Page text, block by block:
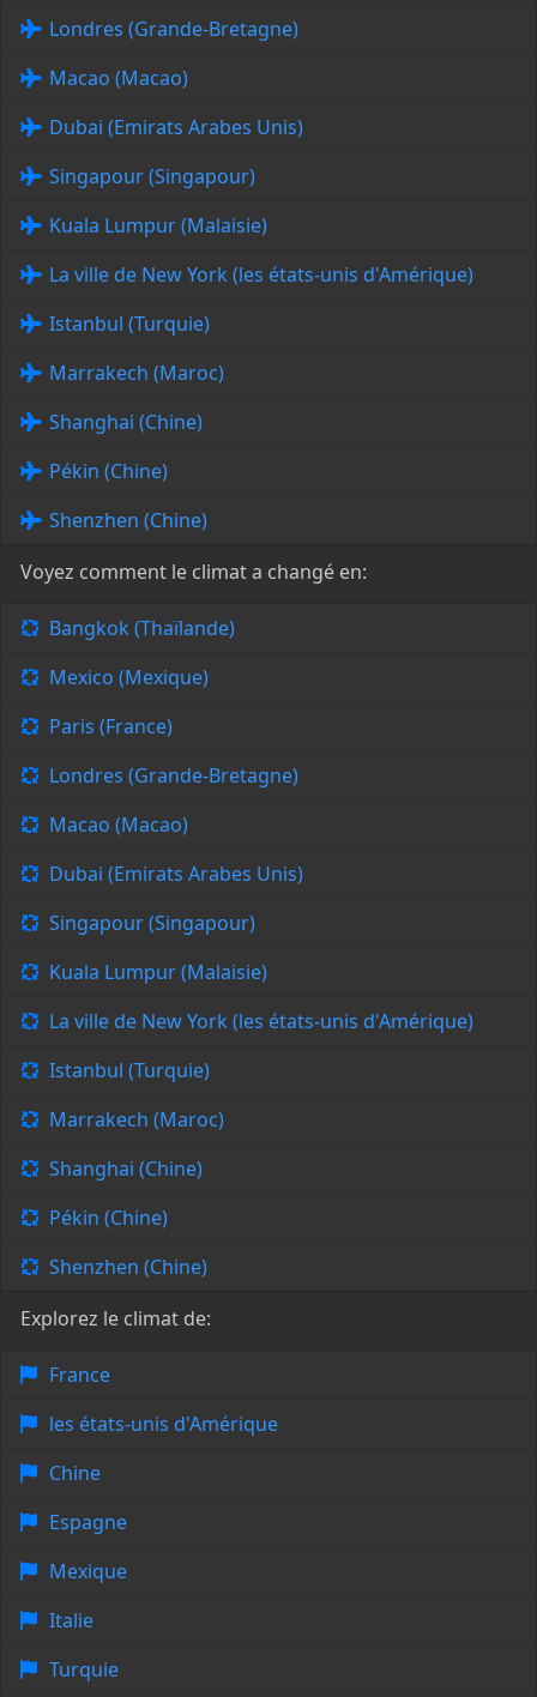
Londres (Grande-Bretagne)
Macao (Macao)
Dubai (Emirats Arabes Unis)
Singapour (Singapour)
Kuala Lumpur (Malaisie)
La ville de New York (les états-unis d'Amérique)
Istanbul (Turquie)
Marrakech (Maroc)
Shanghai (Chine)
Pékin (Chine)
Shenzhen (Chine)
Voyez comment le climat a changé en:
Bangkok (Thaïlande)
Mexico (Mexique)
Paris (France)
Londres (Grande-Bretagne)
Macao (Macao)
Dubai (Emirats Arabes Unis)
Singapour (Singapour)
Kuala Lumpur (Malaisie)
La ville de New York (les états-unis d'Amérique)
Istanbul (Turquie)
Marrakech (Maroc)
Shanghai (Chine)
Pékin (Chine)
Shenzhen (Chine)
Explorez le climat de:
France
les états-unis d'Amérique
Chine
Espagne
Mexique
Italie
Turquie